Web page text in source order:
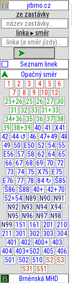
jrbrno.cz
ze zastávky
linka ▸ směr
Seznam linek
Opačný směr
1
2 3 4 5
6
7
8 9 10 12
25+26 25 26 27 30
31
32 33 31+33
34+36 35 36 37 38
39 38+39 40 41
X41
42 44 ↺ 46 47+49 48
49 50 E50 52 54 55
E56 57 58 62 64 65
66 67 68 69 70 72
73 74 75 X75
E75
E76 77 78 84 ↻ Š85
Š86 Š88 40+ 42+70
52+54 N89 N90
N91
N92
N93 N94 X94
N95
N96 N97 N98
N99 151 161 201
210
211
301 302 303 304
401
402 400+ 403
404 403+502 405 406
501
502 510 S2 S3
S31
S51
Brněnská MHD